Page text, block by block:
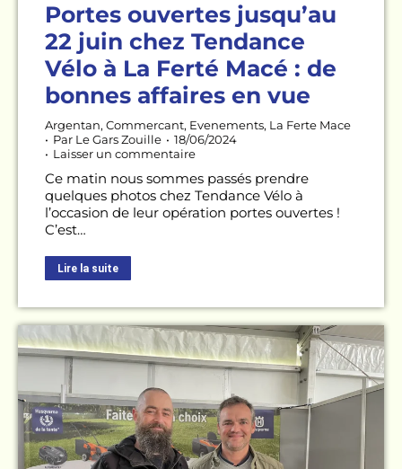
Portes ouvertes jusqu’au
22 juin chez Tendance
Vélo à La Ferté Macé : de
bonnes affaires en vue
Argentan, Commercant, Evenements, La Ferte Mace
Par Le Gars Zouille
18/06/2024
Laisser un commentaire
Ce matin nous sommes passés prendre
quelques photos chez Tendance Vélo à
l’occasion de leur opération portes ouvertes !
C’est…
Lire la suite